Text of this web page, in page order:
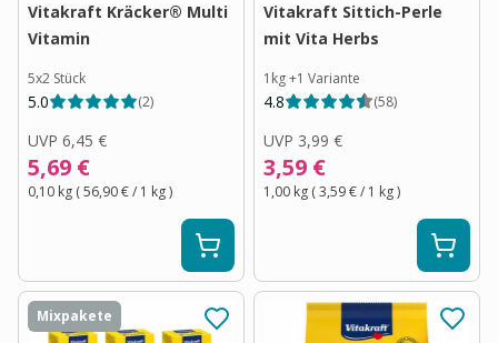
Vitakraft Kräcker® Multi
Vitamin
5x2 Stück
5.0 (2)
UVP 6,45 €
5,69 €
0,10 kg (56,90 €/ 1 kg)
Vitakraft Sittich-Perle
mit Vita Herbs
1kg+1 Variante
4.8 (58)
UVP 3,99 €
3,59 €
1,00 kg (3,59 €/ 1 kg)
Mixpakete